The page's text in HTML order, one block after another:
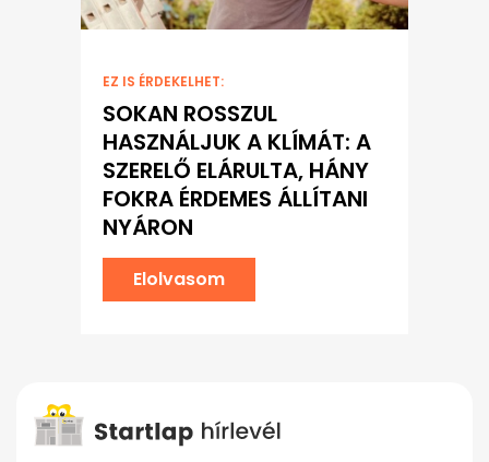
EZ IS ÉRDEKELHET:
SOKAN ROSSZUL
HASZNÁLJUK A KLÍMÁT: A
SZERELŐ ELÁRULTA, HÁNY
FOKRA ÉRDEMES ÁLLÍTANI
NYÁRON
Elolvasom